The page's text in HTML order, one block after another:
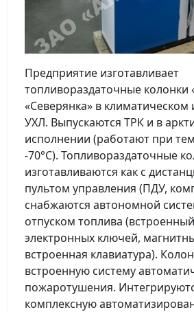
Предприятие изготавливает
топливораздаточные колонки
«Северянка» в климатическом
УХЛ. Выпускаются ТРК и в
исполнении (работают при
-70°С). Топливораздаточные
изготавливаются как с
пультом управления (ПДУ,
снабжаются автономной
отпуском топлива
электронных ключей,
встроенная клавиатура).
встроенную систему
пожаротушения.
комплексную